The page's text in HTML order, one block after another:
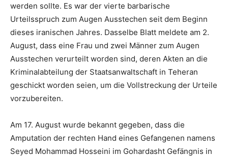
werden sollte. Es war der vierte barbarische
Urteilsspruch zum Augen Ausstechen seit dem Beginn
dieses iranischen Jahres. Dasselbe Blatt meldete am 2.
August, dass eine Frau und zwei Männer zum Augen
Ausstechen verurteilt worden sind, deren Akten an die
Kriminalabteilung der Staatsanwaltschaft in Teheran
geschickt worden seien, um die Vollstreckung der Urteile
vorzubereiten.
Am 17. August wurde bekannt gegeben, dass die
Amputation der rechten Hand eines Gefangenen namens
Seyed Mohammad Hosseini im Gohardasht Gefängnis in